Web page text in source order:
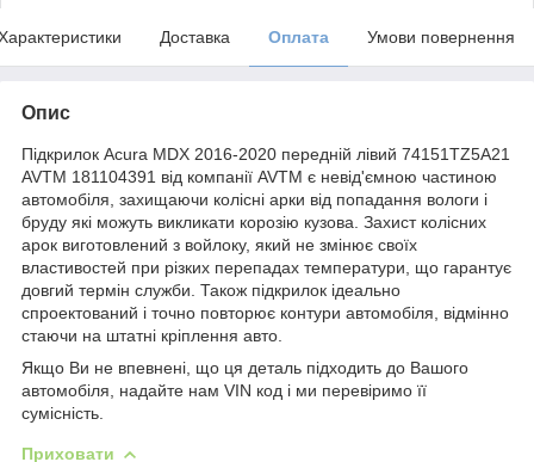
Доставка Оплата Умови повернення
Опис
Підкрилок Acura MDX 2016-2020 передній лівий 74151TZ5A21
AVTM 181104391 від компанії AVTM є невід'ємною частиною
автомобіля, захищаючи колісні арки від попадання вологи і
бруду які можуть викликати корозію кузова. Захист колісних
арок виготовлений з войлоку, який не змінює своїх
властивостей при різких перепадах температури, що гарантує
довгий термін служби. Також підкрилок ідеально
спроектований і точно повторює контури автомобіля, відмінно
стаючи на штатні кріплення авто.
Якщо Ви не впевнені, що ця деталь підходить до Вашого
автомобіля, надайте нам VIN код і ми перевіримо її
сумісність.
Приховати